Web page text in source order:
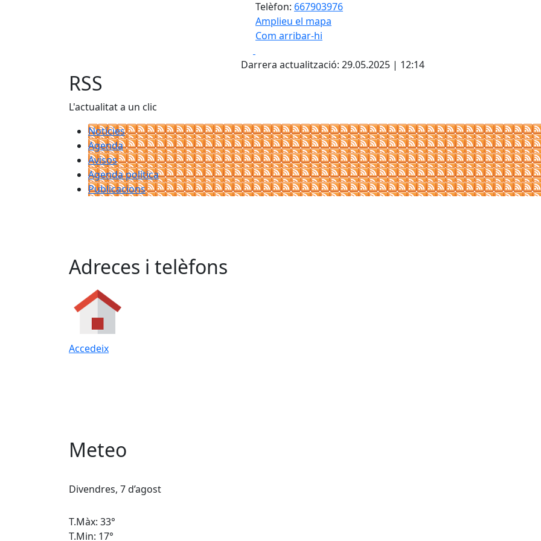
Telèfon: 667903976
Amplieu el mapa
Com arribar-hi
+
Darrera actualització: 29.05.2025 | 12:14
RSS
L'actualitat a un clic
Notícies
Agenda
Avisos
Agenda política
Publicacions
Adreces i telèfons
Accedeix
Meteo
Divendres, 7 d’agost
T.Màx: 33°
T.Min: 17°